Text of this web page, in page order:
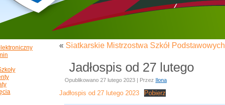
« Siatkarskie Mistrzostwa Szkół Podstawowych
Jadłospis od 27 lutego
Opublikowano 27 lutego 2023 | Przez Ilona
Jadłospis od 27 lutego 2023 Pobierz